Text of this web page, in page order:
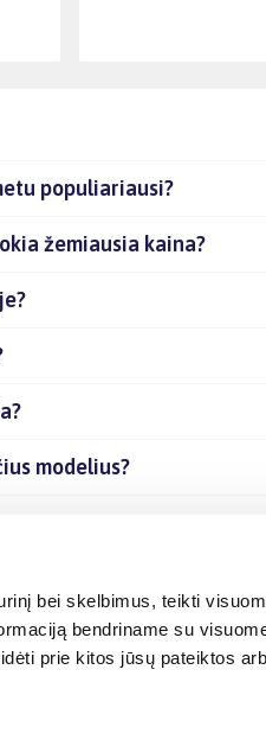
bei skelbimus, teikti
bendriname su
prie kitos jūsų pateiktos
populiariausi?
žemiausia kaina?
modelius?